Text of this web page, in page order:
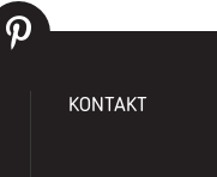
KONTAKT